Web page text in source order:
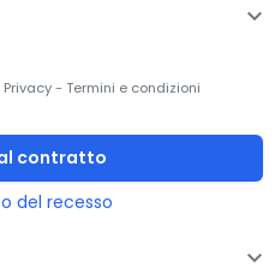

Privacy- Termini e condizioni
contratto
del recesso
